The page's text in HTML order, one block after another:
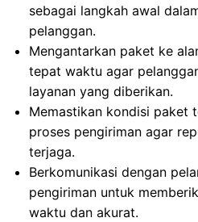
sebagai langkah awal
pelanggan.
Mengantarkan paket ke
tepat waktu agar
layanan yang diberikan.
Memastikan kondisi paket
proses pengiriman agar
terjaga.
Berkomunikasi dengan
pengiriman untuk
waktu dan akurat.